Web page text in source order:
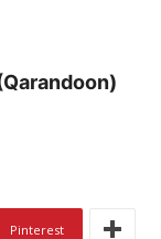
Pinterest